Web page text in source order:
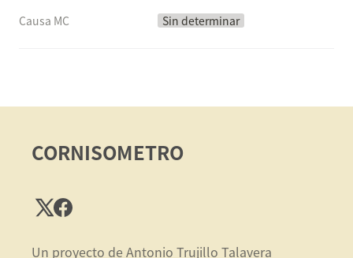
Causa MC
Sin determinar
CORNISOMETRO
Un proyecto de Antonio Trujillo Talavera